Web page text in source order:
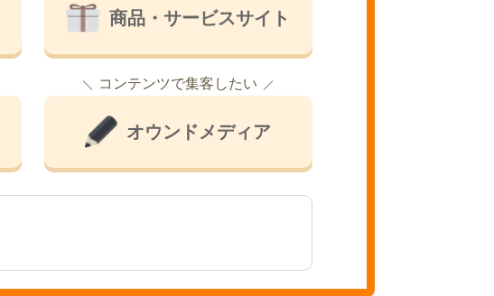
商品・サービスサイト
コンテンツで集客したい
オウンドメディア